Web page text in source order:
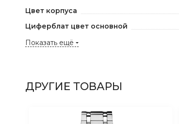
Цвет корпуса
Циферблат цвет основной
Показать ещё
ДРУГИЕ ТОВАРЫ